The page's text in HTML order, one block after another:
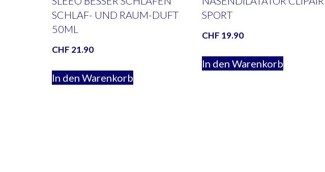
SCHLAF- UND RAUM-DUFT
50ML
CHF 21.90
In den Warenkorb
SPORT
CHF 19.90
In den Warenkorb